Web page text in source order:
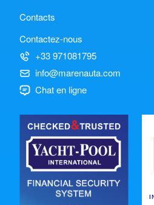
Contacts
Contactez-nous
+33 971081795
info@marenauta.com
Chat en ligne